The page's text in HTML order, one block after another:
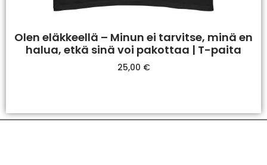
Olen eläkkeellä – Minun ei tarvitse, minä en
halua, etkä sinä voi pakottaa | T-paita
25,00 €